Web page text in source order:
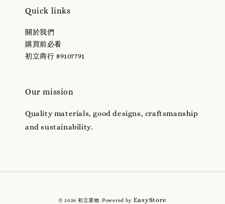
Quick links
關於我們
購買前必看
初立商行 89107791
Our mission
Quality materials, good designs, craftsmanship
and sustainability.
© 2026 初立選物. Powered by EasyStore